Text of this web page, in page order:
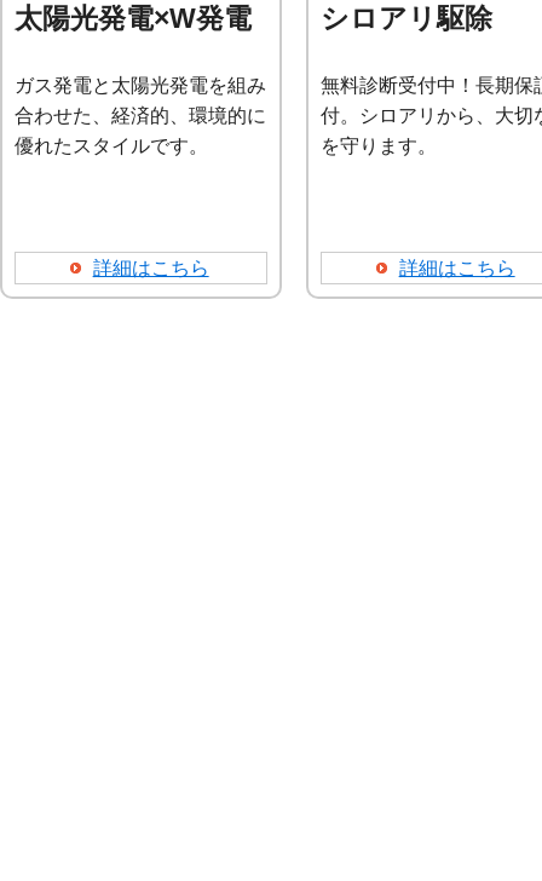
太陽光発電×W発電
ガス発電と太陽光発電を組み
合わせた、経済的、環境的に
優れたスタイルです。
詳細はこちら
シロアリ駆除
無料診断受付中！長期保
付。シロアリから、大切
を守ります。
詳細はこちら